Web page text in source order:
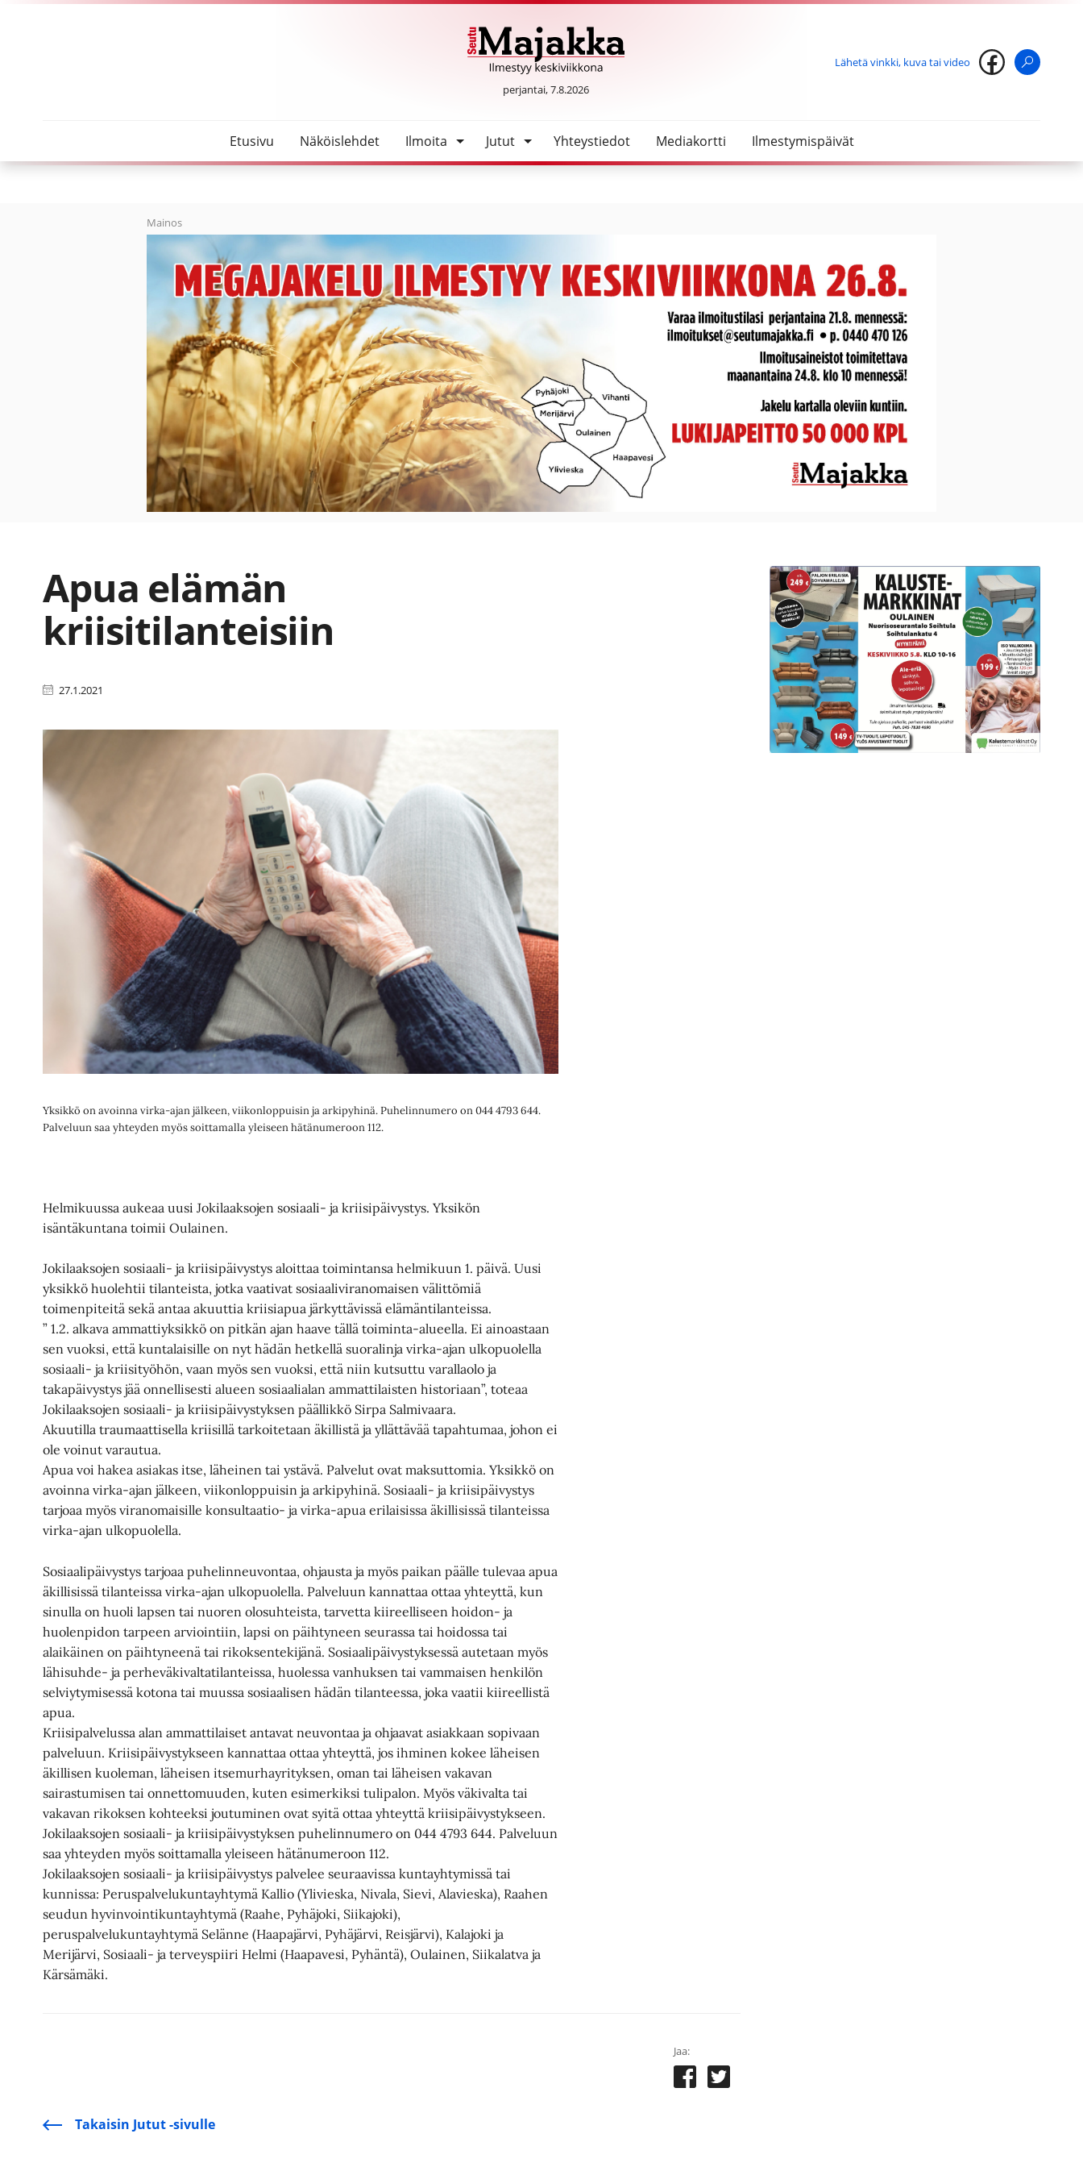
SeutuMajakka
perjantai, 7.8.2026
Lähetä vinkki, kuva tai video
Etusivu Näköislehdet Ilmoita Jutut Yhteystiedot Mediakortti Ilmestymispäivät
Mainos
Apua elämän
kriisitilanteisiin
27.1.2021
Yksikkö on avoinna virka-ajan jälkeen, viikonloppuisin ja arkipyhinä. Puhelinnumero on 044 4793 644.
Palveluun saa yhteyden myös soittamalla yleiseen hätänumeroon 112.
Helmikuussa aukeaa uusi Jokilaaksojen sosiaali- ja kriisipäivystys. Yksikön
isäntäkuntana toimii Oulainen.
Jokilaaksojen sosiaali- ja kriisipäivystys aloittaa toimintansa helmikuun 1. päivä. Uusi
yksikkö huolehtii tilanteista, jotka vaativat sosiaaliviranomaisen välittömiä
toimenpiteitä sekä antaa akuuttia kriisiapua järkyttävissä elämäntilanteissa.
” 1.2. alkava ammattiyksikkö on pitkän ajan haave tällä toiminta-alueella. Ei ainoastaan
sen vuoksi, että kuntalaisille on nyt hädän hetkellä suoralinja virka-ajan ulkopuolella
sosiaali- ja kriisityöhön, vaan myös sen vuoksi, että niin kutsuttu varallaolo ja
takapäivystys jää onnellisesti alueen sosiaalialan ammattilaisten historiaan”, toteaa
Jokilaaksojen sosiaali- ja kriisipäivystyksen päällikkö Sirpa Salmivaara.
Akuutilla traumaattisella kriisillä tarkoitetaan äkillistä ja yllättävää tapahtumaa, johon ei
ole voinut varautua.
Apua voi hakea asiakas itse, läheinen tai ystävä. Palvelut ovat maksuttomia. Yksikkö on
avoinna virka-ajan jälkeen, viikonloppuisin ja arkipyhinä. Sosiaali- ja kriisipäivystys
tarjoaa myös viranomaisille konsultaatio- ja virka-apua erilaisissa äkillisissä tilanteissa
virka-ajan ulkopuolella.
Sosiaalipäivystys tarjoaa puhelinneuvontaa, ohjausta ja myös paikan päälle tulevaa apua
äkillisissä tilanteissa virka-ajan ulkopuolella. Palveluun kannattaa ottaa yhteyttä, kun
sinulla on huoli lapsen tai nuoren olosuhteista, tarvetta kiireelliseen hoidon- ja
huolenpidon tarpeen arviointiin, lapsi on päihtyneen seurassa tai hoidossa tai
alaikäinen on päihtyneenä tai rikoksentekijänä. Sosiaalipäivystyksessä autetaan myös
lähisuhde- ja perheväkivaltatilanteissa, huolessa vanhuksen tai vammaisen henkilön
selviytymisessä kotona tai muussa sosiaalisen hädän tilanteessa, joka vaatii kiireellistä
apua.
Kriisipalvelussa alan ammattilaiset antavat neuvontaa ja ohjaavat asiakkaan sopivaan
palveluun. Kriisipäivystykseen kannattaa ottaa yhteyttä, jos ihminen kokee läheisen
äkillisen kuoleman, läheisen itsemurhayrityksen, oman tai läheisen vakavan
sairastumisen tai onnettomuuden, kuten esimerkiksi tulipalon. Myös väkivalta tai
vakavan rikoksen kohteeksi joutuminen ovat syitä ottaa yhteyttä kriisipäivystykseen.
Jokilaaksojen sosiaali- ja kriisipäivystyksen puhelinnumero on 044 4793 644. Palveluun
saa yhteyden myös soittamalla yleiseen hätänumeroon 112.
Jokilaaksojen sosiaali- ja kriisipäivystys palvelee seuraavissa kuntayhtymissä tai
kunnissa: Peruspalvelukuntayhtymä Kallio (Ylivieska, Nivala, Sievi, Alavieska), Raahen
seudun hyvinvointikuntayhtymä (Raahe, Pyhäjoki, Siikajoki),
peruspalvelukuntayhtymä Selänne (Haapajärvi, Pyhäjärvi, Reisjärvi), Kalajoki ja
Merijärvi, Sosiaali- ja terveyspiiri Helmi (Haapavesi, Pyhäntä), Oulainen, Siikalatva ja
Kärsämäki.
Jaa:
Takaisin Jutut -sivulle